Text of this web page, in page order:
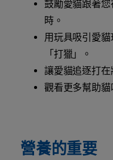
鼓勵愛貓跟著
時。
用玩具吸引愛
「打獵」。
讓愛貓追逐打在
觀看更多幫助
營養的重要